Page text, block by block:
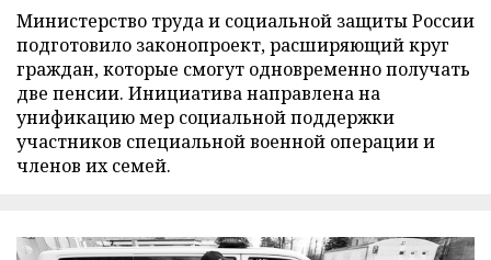
Министерство труда и социальной защиты России
подготовило законопроект, расширяющий круг
граждан, которые смогут одновременно получать
две пенсии. Инициатива направлена на
унификацию мер социальной поддержки
участников специальной военной операции и
членов их семей.